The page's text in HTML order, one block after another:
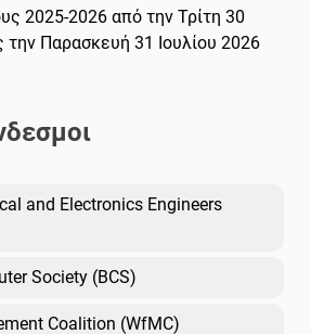
2025-2026 από την Τρίτη 30
την Παρασκευή 31 Ιουλίου 2026
and Electronics Engineers
Society (BCS)
Coalition (WfMC)